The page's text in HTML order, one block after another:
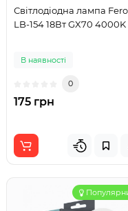
Світлодіодна лампа
LB-154 18Вт GX70 4000K
В наявності
0
175 грн